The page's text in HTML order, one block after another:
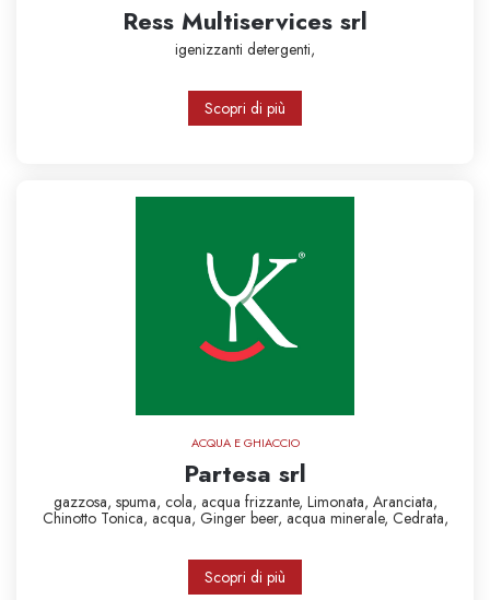
Ress Multiservices srl
igenizzanti detergenti,
Scopri di più
ACQUA E GHIACCIO
Partesa srl
gazzosa, spuma, cola, acqua frizzante, Limonata, Aranciata,
Chinotto Tonica, acqua, Ginger beer, acqua minerale, Cedrata,
Scopri di più